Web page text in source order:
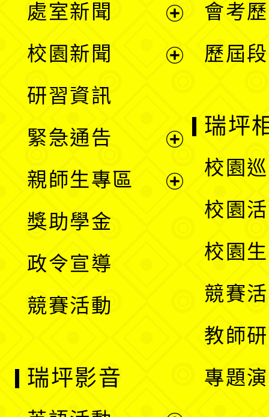
處室新聞
單
校園新聞
選
單
研習資訊
緊急通告
親師生專區
獎助學金
政令宣導
競賽活動
會考
歷屆
瑞坪
校園
校園
校園
競賽
教師
專題
瑞坪影音